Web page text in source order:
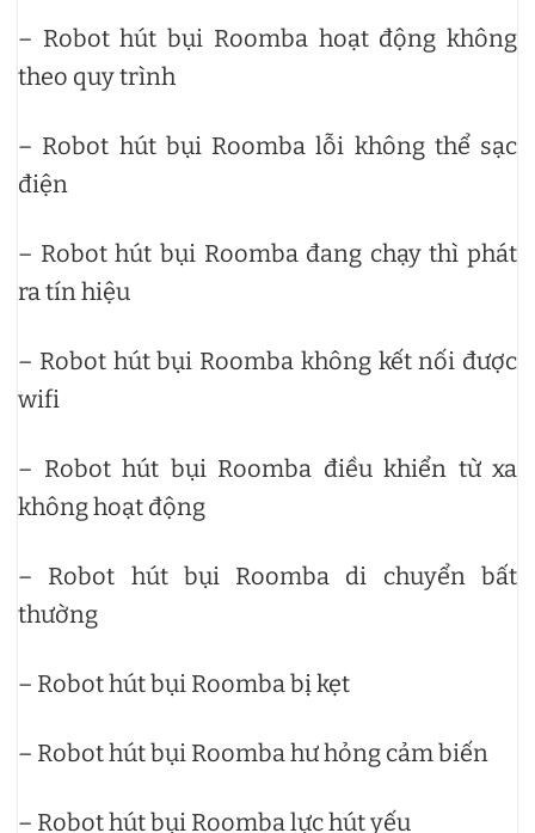
– Robot hút bụi Roomba hoạt động không
theo quy trình
– Robot hút bụi Roomba lỗi không thể sạc
điện
– Robot hút bụi Roomba đang chạy thì phát
ra tín hiệu
– Robot hút bụi Roomba không kết nối được
wifi
– Robot hút bụi Roomba điều khiển từ xa
không hoạt động
– Robot hút bụi Roomba di chuyển bất
thường
– Robot hút bụi Roomba bị kẹt
– Robot hút bụi Roomba hư hỏng cảm biến
– Robot hút bụi Roomba lực hút yếu